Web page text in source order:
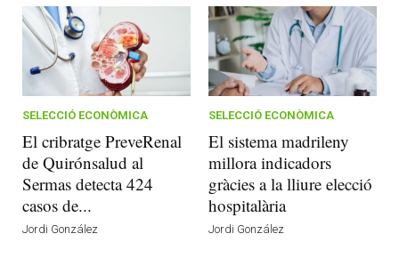
SELECCIÓ ECONÒMICA
El cribratge PreveRenal
de Quirónsalud al
Sermas detecta 424
casos de...
Jordi González
SELECCIÓ ECONÒMICA
El sistema madrileny
millora indicadors
gràcies a la lliure elecció
hospitalària
Jordi González